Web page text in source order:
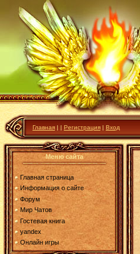
Главная | | Регистрация | Вход
Меню сайта
Главная страница
Информация о сайте
Форум
Мир Чатов
Гостевая книга
yandex
Онлайн игры